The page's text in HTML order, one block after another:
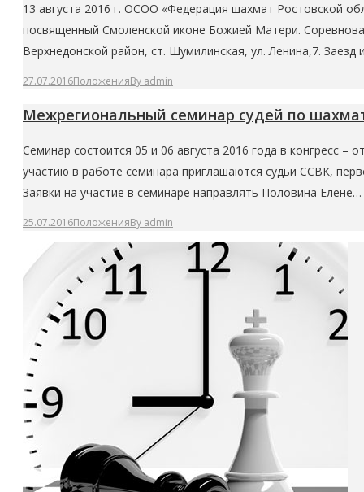
13 августа 2016 г. ОСОО «Федерация шахмат Ростовской
посвященный Смоленской иконе Божией Матери.
Верхнедонской район, ст. Шумилинская, ул. Ленина,7. Заезд
27.07.2016ПоложенияBy admin
Межрегиональный семинар судей по
Семинар состоится 05 и 06 августа 2016 года в конгресс –
участию в работе семинара приглашаются судьи ССВК,
Заявки на участие в семинаре направлять Половина Елене…
25.07.2016ПоложенияBy admin